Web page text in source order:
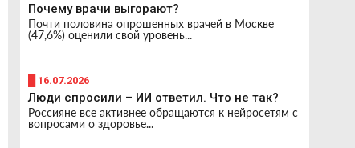
Почему врачи выгорают?
Почти половина опрошенных врачей в Москве
(47,6%) оценили свой уровень...
█ 16.07.2026
Люди спросили – ИИ ответил. Что не так?
Россияне все активнее обращаются к нейросетям с
вопросами о здоровье...